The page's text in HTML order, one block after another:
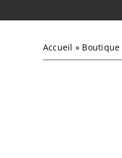
Accueil » Boutique